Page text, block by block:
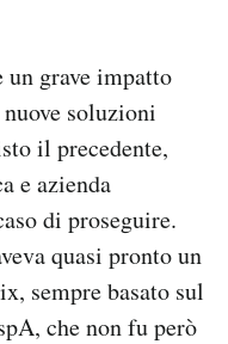
grave impatto
soluzioni
il precedente,
e azienda
di proseguire.
quasi pronto un
sempre basato sul
che non fu però